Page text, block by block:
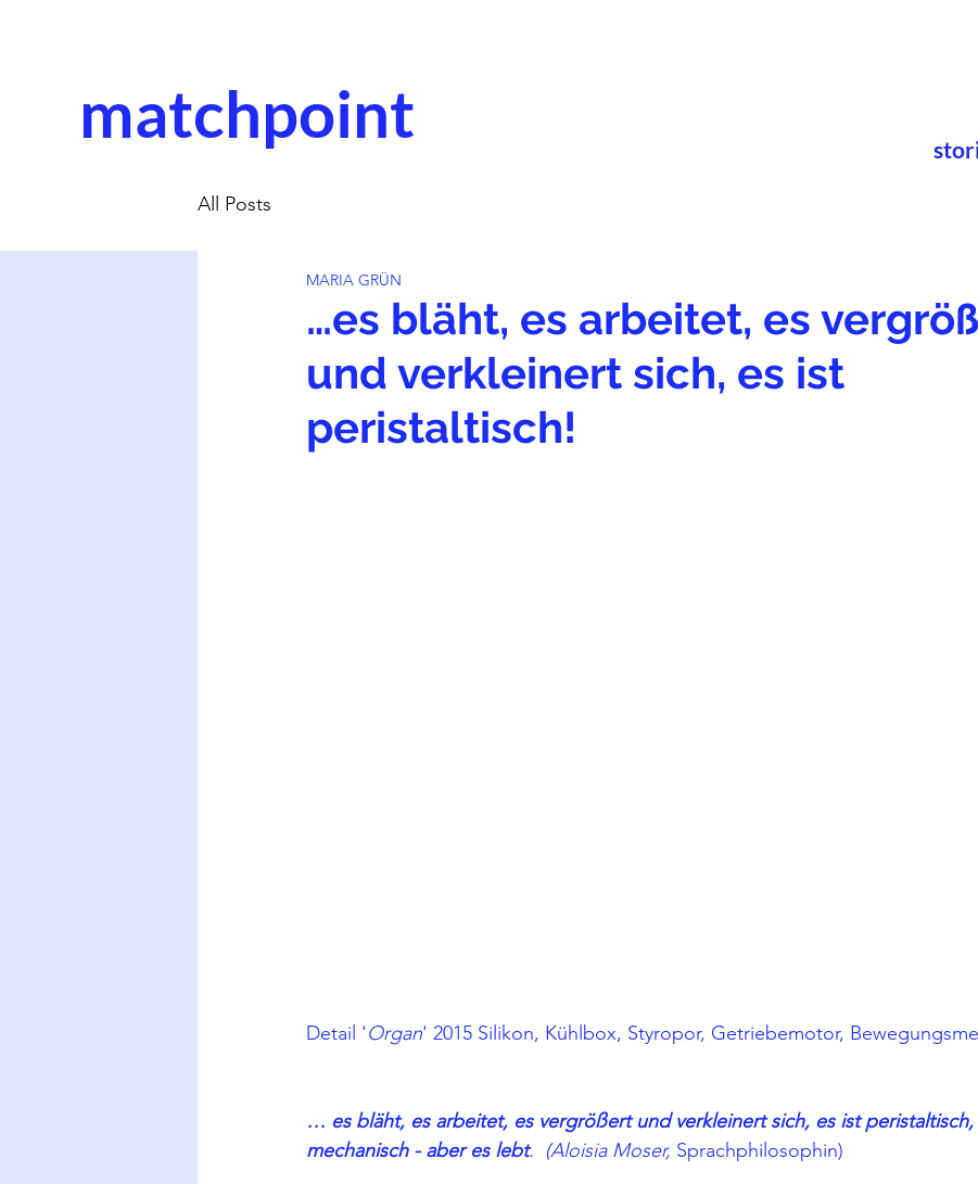
matchpoint
All Posts
…es bläht, es arbeitet, es
und verkleinert sich, es ist
peristaltisch!
MARIA GRÜN
Detail 'Organ' 2015 Silikon, Kühlbox, Styropor, Getriebemotor,
… es bläht, es arbeitet, es vergrößert und verkleinert sich, es ist
mechanisch - aber es lebt.  (Aloisia Moser, Sprachphilosophin)